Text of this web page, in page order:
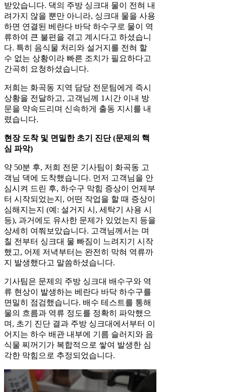
받았습니다. 댁의 주방 싱크대 물이 전혀 내
려가지 않을 뿐만 아니라, 싱크대 물을 사용
하면 연결된 베란다 바닥 하수구로 물이 역
류하여 큰 불편을 겪고 계시다고 하셨습니
다. 특히 음식물 처리와 설거지를 전혀 할
수 없는 상황이라 빠른 조치가 필요하다고
간곡히 요청하셨습니다.
저희는 화곡동 지역 담당 전문팀에게 즉시
상황을 전달하고, 고객님께 1시간 이내 방
문을 약속드리며 신속하게 출동 지시를 내
렸습니다.
현장 도착 및 면밀한 초기 진단 (문제의 핵
심 파악)
약 50분 후, 저희 전문 기사팀이 화곡동 고
객님 댁에 도착했습니다. 먼저 고객님을 안
심시켜 드린 후, 하수구 막힘 증상이 언제부
터 시작되었는지, 어떤 작업을 할 때 증상이
심해지는지 (예: 설거지 시, 세탁기 사용 시
등), 과거에도 유사한 문제가 있었는지 등을
상세히 여쭤보았습니다. 고객님께서는 며
칠 전부터 싱크대 물 빠짐이 느려지기 시작
했고, 어제 저녁부터는 완전히 막혀 역류까
지 발생했다고 말씀하셨습니다.
기사팀은 문제의 주방 싱크대 배수구와 역
류 현상이 발생하는 베란다 바닥 하수구를
면밀히 점검했습니다. 배수 테스트를 통해
물의 흐름과 역류 정도를 정확히 파악했으
며, 초기 진단 결과 주방 싱크대에서부터 이
어지는 하수 배관 내부에 기름 슬러지와 음
식물 찌꺼기가 복합적으로 쌓여 발생한 심
각한 막힘으로 추정되었습니다.